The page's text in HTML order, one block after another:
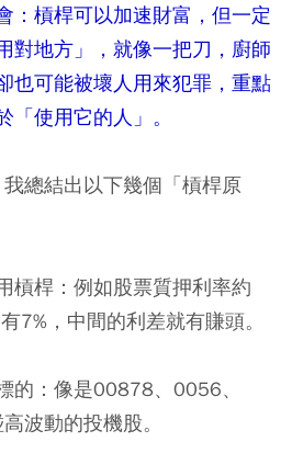
：槓桿可以加速財富，但一定
對地方」，就像一把刀，廚師
也可能被壞人用來犯罪，重點
使用它的人」。
總結出以下幾個「槓桿原
槓桿： 例如股票質押利率約
7%，中間的利差就有賺頭。
的：像是00878、0056、
波動的投機股。